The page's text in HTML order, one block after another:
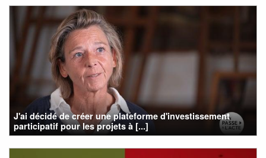
J'ai décidé de créer une plateforme d'investissement
participatif pour les projets à [...]